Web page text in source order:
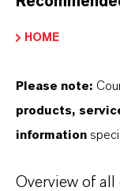
HOME
Please note:
products,
information
Overview of